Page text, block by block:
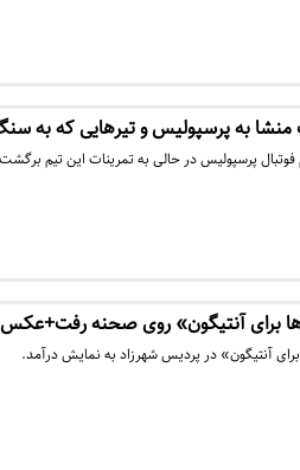
به پرسپولیس و تیرهایی که به
فوتبال پرسپولیس در حالی به تمرینات این تیم
برای آنتیگون» روی صحنه رفت+عکس
آنتیگون» در پردیس شهرزاد به نمایش درآمد.